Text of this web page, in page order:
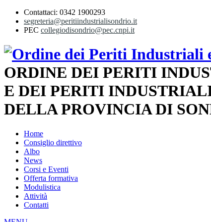
Contattaci: 0342 1900293
segreteria@peritiindustrialisondrio.it
PEC collegiodisondrio@pec.cnpi.it
ORDINE DEI PERITI
E DEI PERITI
DELLA PROVINCIA DI
Home
Consiglio direttivo
Albo
News
Corsi e Eventi
Offerta formativa
Modulistica
Attività
Contatti